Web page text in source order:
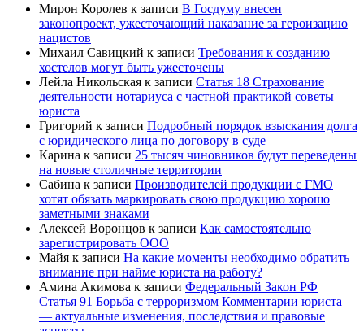
Мирон Королев к записи В Госдуму внесен
законопроект, ужесточающий наказание за героизацию
нацистов
Михаил Савицкий к записи Требования к созданию
хостелов могут быть ужесточены
Лейла Никольская к записи Статья 18 Страхование
деятельности нотариуса с частной практикой советы
юриста
Григорий к записи Подробный порядок взыскания долга
с юридического лица по договору в суде
Карина к записи 25 тысяч чиновников будут переведены
на новые столичные территории
Сабина к записи Производителей продукции с ГМО
хотят обязать маркировать свою продукцию хорошо
заметными знаками
Алексей Воронцов к записи Как самостоятельно
зарегистрировать ООО
Майя к записи На какие моменты необходимо обратить
внимание при найме юриста на работу?
Амина Акимова к записи Федеральный Закон РФ
Статья 91 Борьба с терроризмом Комментарии юриста
— актуальные изменения, последствия и правовые